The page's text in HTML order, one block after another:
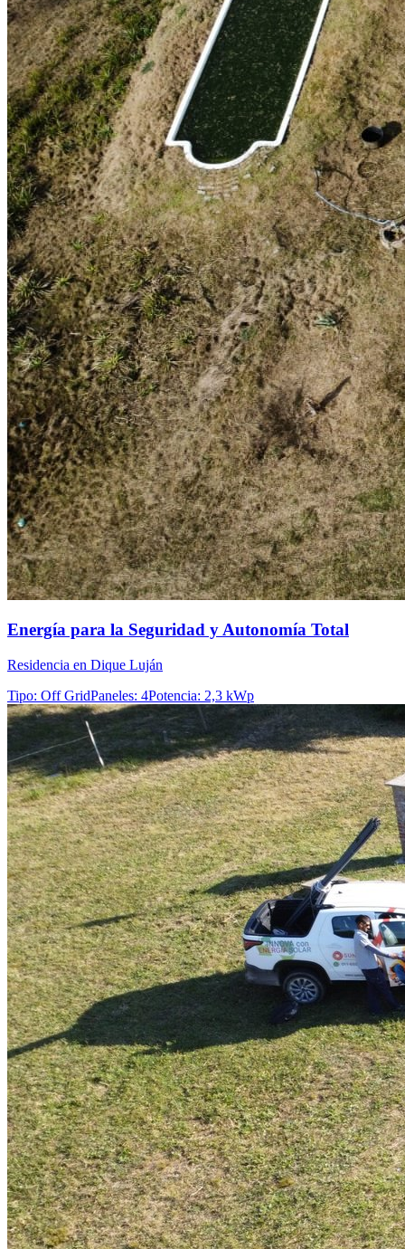
Energía para la Seguridad y Autonomía Total
Residencia en Dique Luján
Tipo: Off GridPaneles: 4Potencia: 2,3 kWp